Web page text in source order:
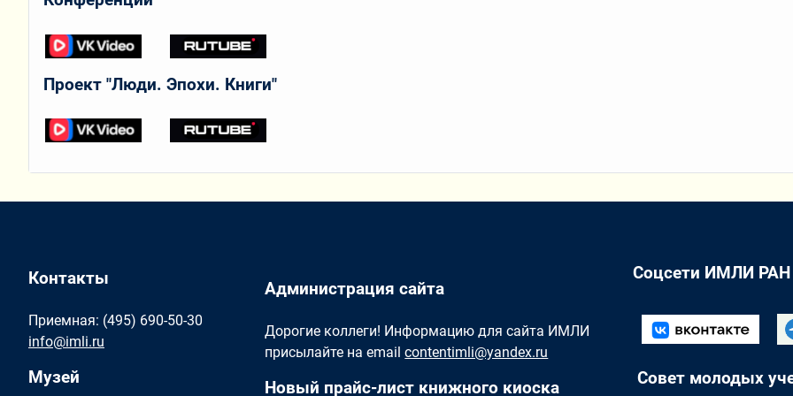
Проект "Люди. Эпохи. Книги"
Контакты
Приемная: (495) 690-50-30
info@imli.ru
Музей
Администрация сайта
Дорогие коллеги! Информацию для сайта ИМЛИ
присылайте на emailcontentimli@yandex.ru
Новый прайс-лист книжного киоска
Соцсети ИМЛИ РАН
Совет молодых